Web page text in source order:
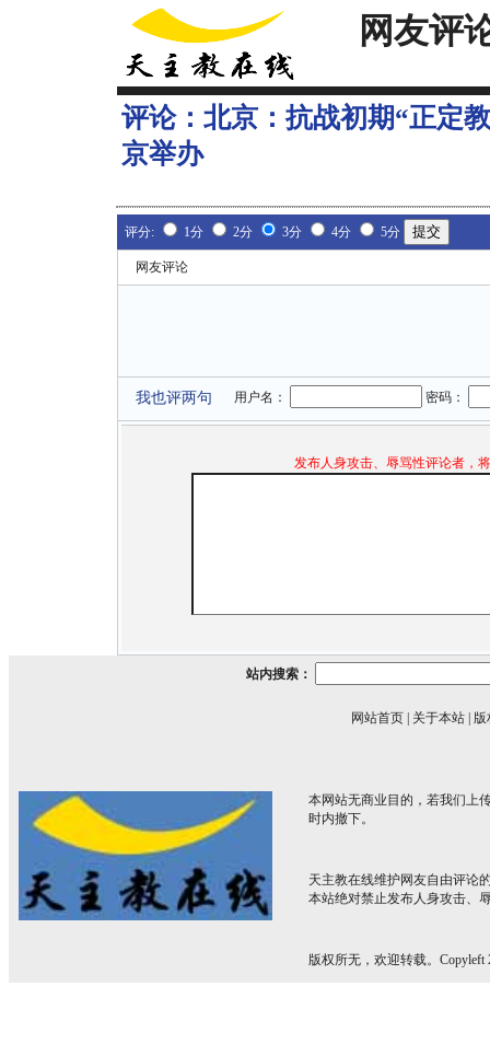
网友评
评论： 北京：抗战初期“正定
京举办
评分: 1分 2分 3分 4分 5分
网友评论
我也评两句 用户名： 密码：
发布人身攻击、辱骂性评论者，
站内搜索：
网站首页 关于本站 版
本网站无商业目的，若我们上
时内撤下。
天主教在线维护网友自由评论
本站绝对禁止发布人身攻击、
版权所无，欢迎转载。